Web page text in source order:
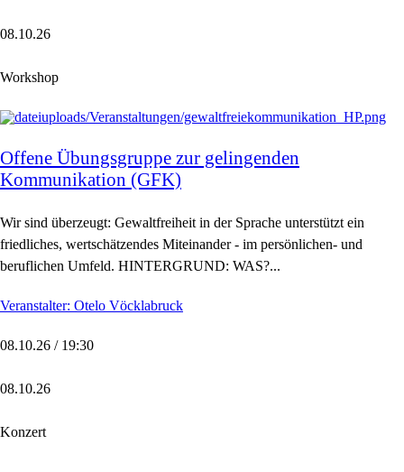
08.10.26
Workshop
Offene Übungsgruppe zur gelingenden
Kommunikation (GFK)
Wir sind überzeugt: Gewaltfreiheit in der Sprache unterstützt ein
friedliches, wertschätzendes Miteinander - im persönlichen- und
beruflichen Umfeld. HINTERGRUND: WAS?...
Veranstalter: Otelo Vöcklabruck
08.10.26 / 19:30
08.10.26
Konzert